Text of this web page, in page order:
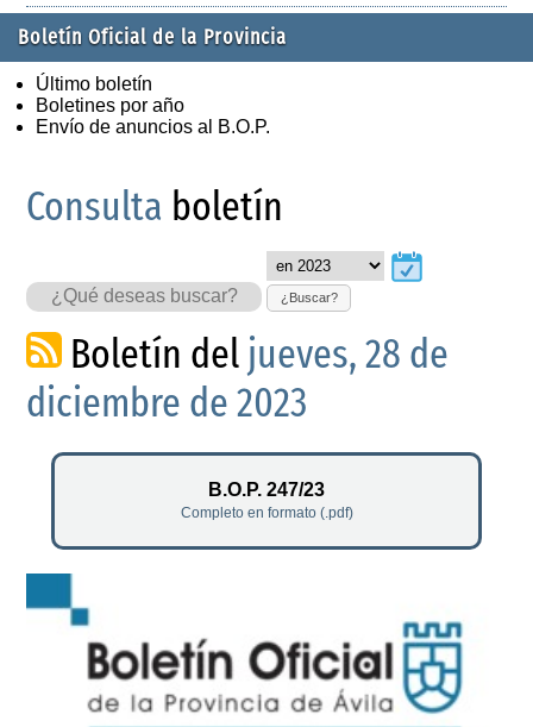
Boletín Oficial de la Provincia
Último boletín
Boletines por año
Envío de anuncios al B.O.P.
Consulta boletín
¿Buscar?
Boletín del jueves, 28 de
diciembre de 2023
B.O.P. 247/23
Completo en formato (.pdf)